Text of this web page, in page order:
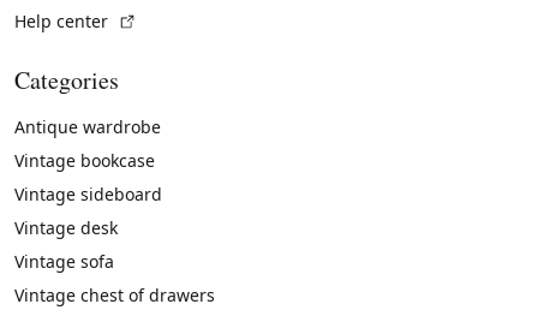
Help center
Categories
Antique wardrobe
Vintage bookcase
Vintage sideboard
Vintage desk
Vintage sofa
Vintage chest of drawers